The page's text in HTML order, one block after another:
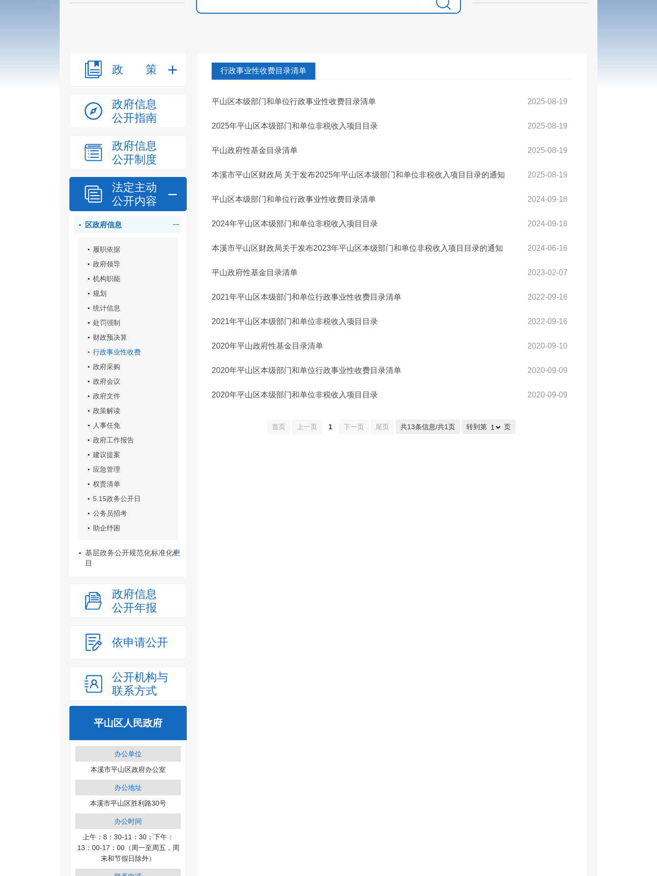
政策
政府信息
公开指南
政府信息
公开制度
法定主动
公开内容
区政府信息
履职依据
政府领导
机构职能
规划
统计信息
处罚强制
财政预决算
行政事业性收费
政府采购
政府会议
政府文件
政策解读
人事任免
政府工作报告
建议提案
应急管理
权责清单
5.15政务公开日
公务员招考
助企纾困
基层政务公开规范化标准化栏
目
政府信息
公开年报
依申请公开
公开机构与
联系方式
平山区人民政府
办公单位
本溪市平山区政府办公室
办公地址
本溪市平山区胜利路30号
办公时间
上午：8：30-11：30；下午：
13：00-17：00（周一至周五，周
末和节假日除外）
行政事业性收费目录清单
2025-08-19
平山区本级部门和单位行政事业性收费目录清单
2025-08-19
2025年平山区本级部门和单位非税收入项目目录
2025-08-19
平山政府性基金目录清单
2025-08-19
本溪市平山区财政局 关于发布2025年平山区本级部门和单位非税收入项目目录的通知
2024-09-18
平山区本级部门和单位行政事业性收费目录清单
2024-09-18
2024年平山区本级部门和单位非税收入项目目录
2024-06-16
本溪市平山区财政局关于发布2023年平山区本级部门和单位非税收入项目目录的通知
2023-02-07
平山政府性基金目录清单
2022-09-16
2021年平山区本级部门和单位行政事业性收费目录清单
2022-09-16
2021年平山区本级部门和单位非税收入项目目录
2020-09-10
2020年平山政府性基金目录清单
2020-09-09
2020年平山区本级部门和单位行政事业性收费目录清单
2020-09-09
2020年平山区本级部门和单位非税收入项目目录
首页 上一页 1 下一页 尾页 共13条信息/共1页 转到第 页